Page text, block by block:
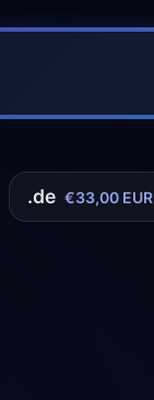
.de €33,00 EUR